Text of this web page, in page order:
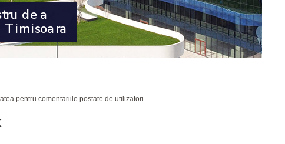
pentru comentariile postate de utilizatori.